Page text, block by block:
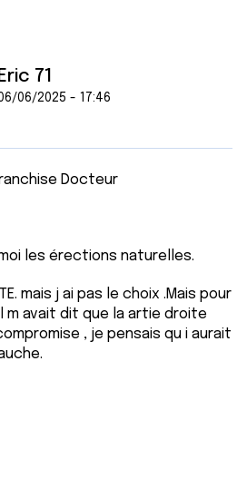
Eric 71
06/2025 - 17:46
Docteur
les érections naturelles.
mais j ai pas le choix .Mais pour
il m avait dit que la artie droite
, je pensais qu i aurait